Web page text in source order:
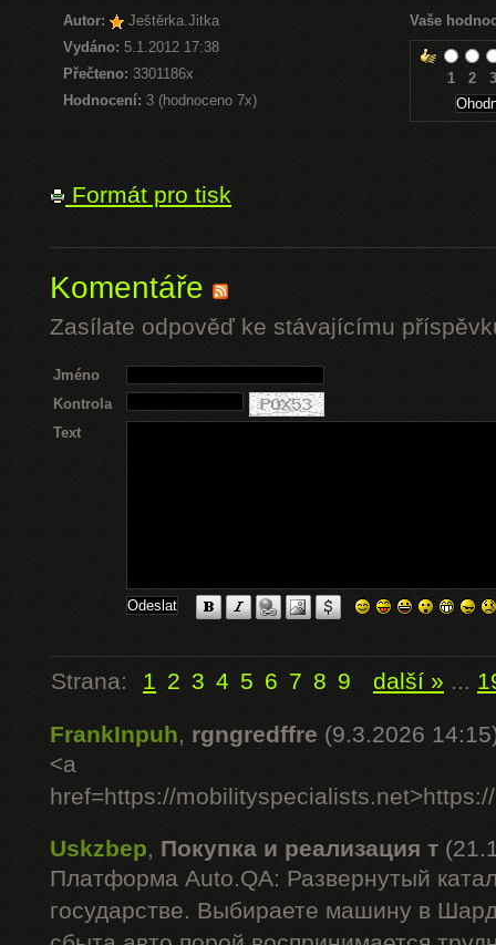
Autor:
Ještěrka.Jitka
Vydáno: 5.1.2012 17:38
Přečteno: 3301186x
Hodnocení: 3 (hodnoceno 7x)
Vaše
1 2 3
Formát pro tisk
Komentáře
Zasílate odpověď ke stávajícímu
Jméno
Kontrola
Text
Strana: 1 2 3 4 5 6 7 8 9 další » ...
FrankInpuh, rgngredffre (9.3.2026
<a
href=https://
Uskzbep, Покупка и реализация т
Платформа Auto.QA: Развернутый
государстве. Выбираете машину в